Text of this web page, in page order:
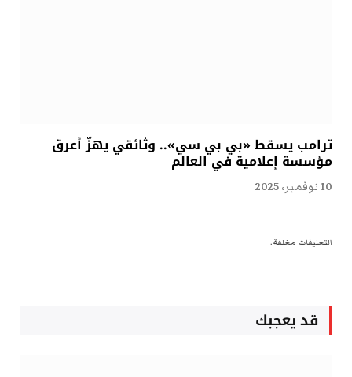
ترامب يسقط «بي بي سي».. وثائقي يهزّ أعرق
مؤسسة إعلامية في العالم
10 نوفمبر، 2025
التعليقات مغلقة.
قد يعجبك